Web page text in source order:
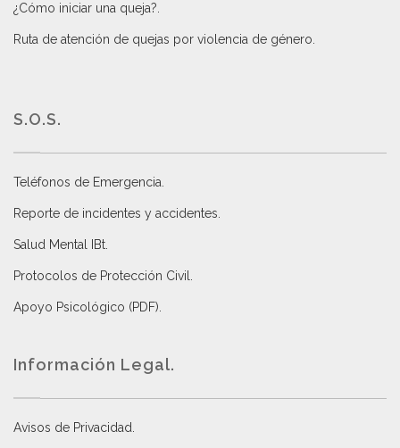
¿Cómo iniciar una queja?
Ruta de atención de quejas por violencia de género
S.O.S.
Teléfonos de Emergencia.
Reporte de incidentes y accidentes
Salud Mental IBt
Protocolos de Protección Civil
Apoyo Psicológico (PDF)
Información Legal.
Avisos de Privacidad